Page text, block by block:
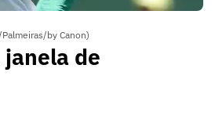
by Canon)
janela de